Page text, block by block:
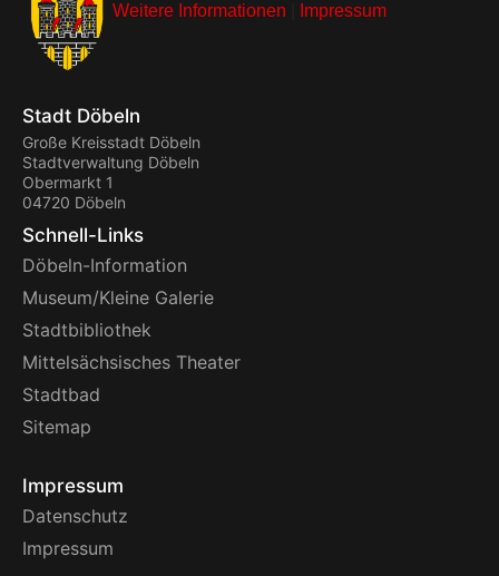
Stadt Döbeln
Große Kreisstadt Döbeln
Stadtverwaltung Döbeln
Obermarkt 1
04720 Döbeln
Schnell-Links
Döbeln-Information
Museum/Kleine Galerie
Stadtbibliothek
Mittelsächsisches Theater
Stadtbad
Sitemap
Impressum
Datenschutz
Impressum
Weitere Informationen Impressum